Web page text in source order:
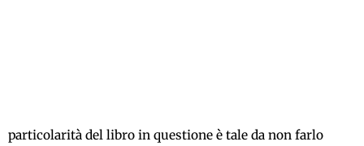
particolarità del libro in questione è tale da non farlo